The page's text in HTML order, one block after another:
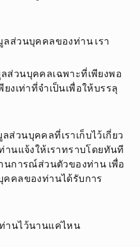
ส่วนบุคคลของท่าน เรา
ส่วนบุคคลเฉพาะที่เพียงพอ
งเท่าที่จำเป็นเพื่อให้บรรลุ
วนบุคคลที่เราเก็บไว้เกี่ยว
นแจ้งให้เราทราบโดยทันที
นการณ์ส่วนตัวของท่าน เพื่อ
คคลของท่านได้รับการ
านไว้นานแค่ไหน